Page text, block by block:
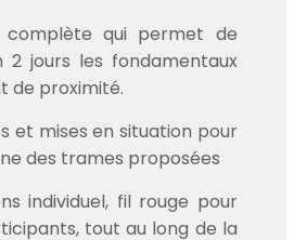
complète qui permet de
2 jours les fondamentaux
de proximité.
et mises en situation pour
des trames proposées
individuel, fil rouge pour
tout au long de la